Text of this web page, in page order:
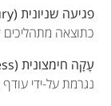
פגיעה שניונית (Secondary Injury)
כתוצאה מתהליכים
עָקָה חימצונית (Oxidative Stress)
נגרמת על-ידי